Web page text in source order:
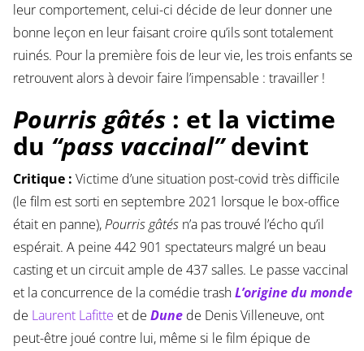
leur comportement, celui-ci décide de leur donner une
bonne leçon en leur faisant croire qu’ils sont totalement
ruinés. Pour la première fois de leur vie, les trois enfants se
retrouvent alors à devoir faire l’impensable : travailler !
Pourris gâtés : et la victime
du “pass vaccinal”devint
Critique : Victime d’une situation post-covid très difficile
(le film est sorti en septembre 2021 lorsque le box-office
était en panne),Pourris gâtésn’a pas trouvé l’écho qu’il
espérait. A peine 442 901 spectateurs malgré un beau
casting et un circuit ample de 437 salles. Le passe vaccinal
et la concurrence de la comédie trashL’origine du monde
de Laurent Lafitte et de Dune de Denis Villeneuve, ont
peut-être joué contre lui, même si le film épique de